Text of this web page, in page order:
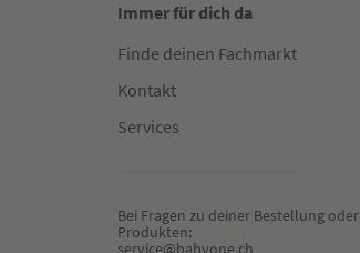
Immer für dich da
Finde deinen Fachmarkt
Kontakt
Services
Bei Fragen zu deiner Bestellung oder
Produkten:
service@babyone.ch